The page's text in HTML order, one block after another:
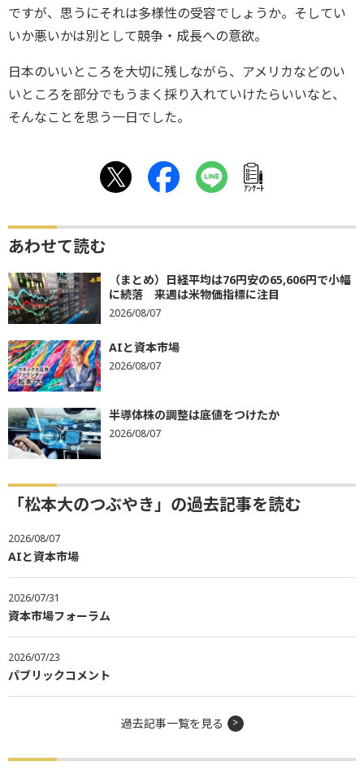
ですが、思うにそれは多様性の受容でしょうか。そしてい
いか悪いかは別として競争・成長への意欲。
日本のいいところを大切に残しながら、アメリカなどのい
いところを部分でもうまく採り入れていけたらいいなと、
そんなことを思う一日でした。
ｱﾝｹｰﾄ
あわせて読む
（まとめ）日経平均は76円安の65,606円で小幅
に続落 来週は米物価指標に注目
2026/08/07
AIと資本市場
2026/08/07
半導体株の調整は底値をつけたか
2026/08/07
「松本大のつぶやき」の過去記事を読む
2026/08/07
AIと資本市場
2026/07/31
資本市場フォーラム
2026/07/23
パブリックコメント
過去記事一覧を見る